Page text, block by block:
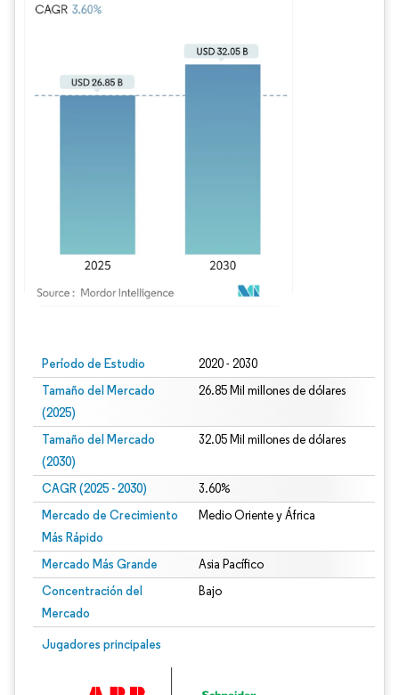
Período de Estudio 2020 - 2030
Tamaño del Mercado
(2025)
26.85 Mil millones de dólares
Tamaño del Mercado
(2030)
32.05 Mil millones de dólares
CAGR (2025 - 2030) 3.60%
Mercado de Crecimiento
Más Rápido
Medio Oriente y África
Mercado Más Grande Asia Pacífico
Concentración del
Mercado
Bajo
Jugadores principales